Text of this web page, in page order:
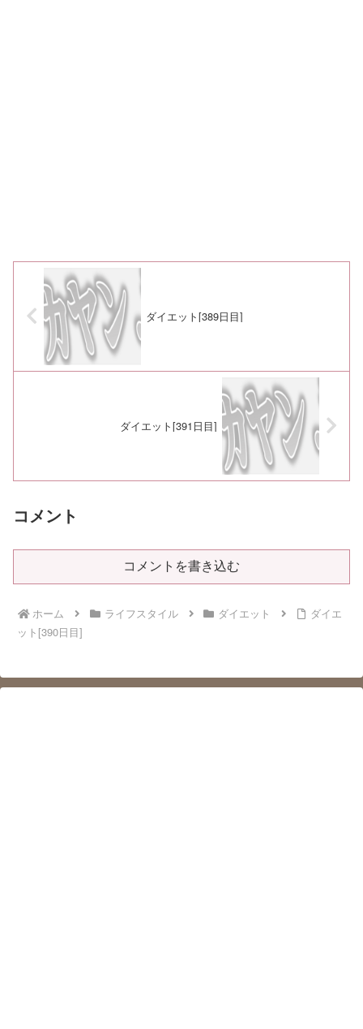
ダイエット[389日目]
ダイエット[391日目]
コメント
コメントを書き込む
ホーム ライフスタイル ダイエット
ダイエ
ット[390日目]